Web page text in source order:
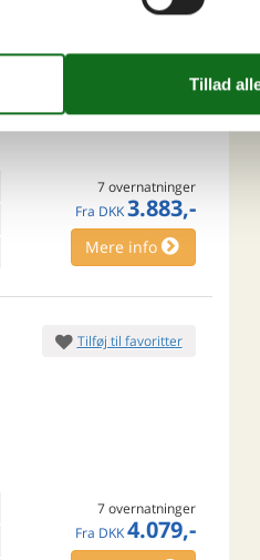
Tilføj til favoritter
7 overnatninger
Fra DKK 3.883,-
Mere info
Tilføj til favoritter
7 overnatninger
Fra DKK 4.079,-